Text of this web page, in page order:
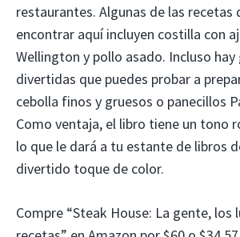
restaurantes. Algunas de las recetas
encontrar aquí incluyen costilla con
Wellington y pollo asado. Incluso hay
divertidas que puedes probar a
cebolla finos y gruesos o panecillos
Como ventaja, el libro tiene un tono
lo que le dará a tu estante de libros
divertido toque de color.
Compre “Steak House: La gente, los